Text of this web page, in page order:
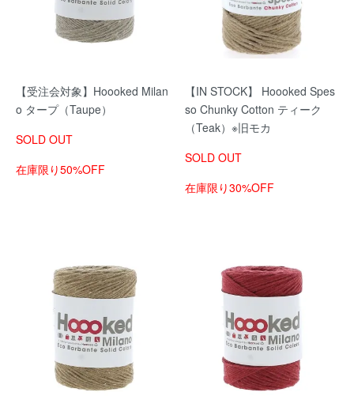
【受注会対象】Hoooked Milan
o タープ（Taupe）
SOLD OUT
在庫限り50%OFF
【IN STOCK】 Hoooked Spes
so Chunky Cotton ティーク
（Teak）※旧モカ
SOLD OUT
在庫限り30%OFF